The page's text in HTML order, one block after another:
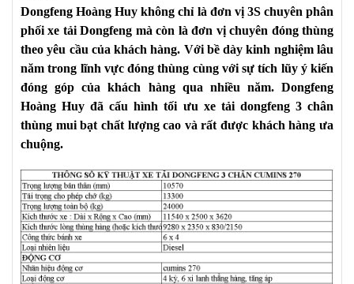
Dongfeng Hoàng Huy không chỉ là đơn vị 3S chuyên phân
phối xe tải Dongfeng mà còn là đơn vị chuyên đóng thùng
theo yêu cầu của khách hàng. Với bề dày kinh nghiệm lâu
năm trong lĩnh vực đóng thùng cùng với sự tích lũy ý kiến
đóng góp của khách hàng qua nhiều năm. Dongfeng
Hoàng Huy đã cấu hình tối ưu xe tải dongfeng 3 chân
thùng mui bạt chất lượng cao và rất được khách hàng ưa
chuộng.